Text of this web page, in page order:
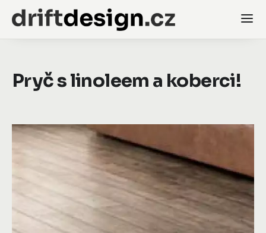
Pryč s linoleem a koberci!